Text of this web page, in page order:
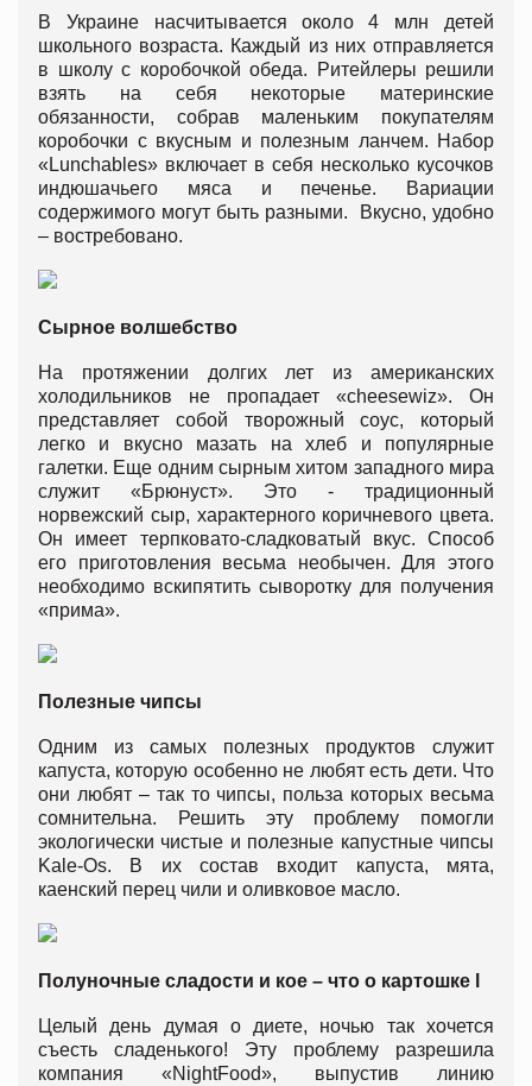
В Украине насчитывается около 4 млн детей
школьного возраста. Каждый из них отправляется
в школу с коробочкой обеда. Ритейлеры решили
взять на себя некоторые материнские
обязанности, собрав маленьким покупателям
коробочки с вкусным и полезным ланчем. Набор
«Lunchables» включает в себя несколько кусочков
индюшачьего мяса и печенье. Вариации
содержимого могут быть разными. Вкусно, удобно
– востребовано.
Сырное волшебство
На протяжении долгих лет из американских
холодильников не пропадает «cheesewiz». Он
представляет собой творожный соус, который
легко и вкусно мазать на хлеб и популярные
галетки. Еще одним сырным хитом западного мира
служит «Брюнуст». Это - традиционный
норвежский сыр, характерного коричневого цвета.
Он имеет терпковато-сладковатый вкус. Способ
его приготовления весьма необычен. Для этого
необходимо вскипятить сыворотку для получения
«прима».
Полезные чипсы
Одним из самых полезных продуктов служит
капуста, которую особенно не любят есть дети. Что
они любят – так то чипсы, польза которых весьма
сомнительна. Решить эту проблему помогли
экологически чистые и полезные капустные чипсы
Kale-Os. В их состав входит капуста, мята,
каенский перец чили и оливковое масло.
Полуночные сладости и кое – что о картошке
Целый день думая о диете, ночью так хочется
съесть сладенького! Эту проблему разрешила
компания «NightFood», выпустив линию